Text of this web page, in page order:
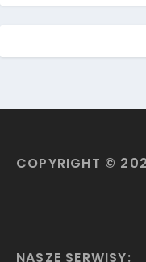
COPYRIGHT ©
NASZE SERWISY: